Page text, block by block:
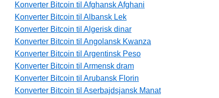
Konverter Bitcoin til Afghansk Afghani
Konverter Bitcoin til Albansk Lek
Konverter Bitcoin til Algerisk dinar
Konverter Bitcoin til Angolansk Kwanza
Konverter Bitcoin til Argentinsk Peso
Konverter Bitcoin til Armensk dram
Konverter Bitcoin til Arubansk Florin
Konverter Bitcoin til Aserbajdsjansk Manat